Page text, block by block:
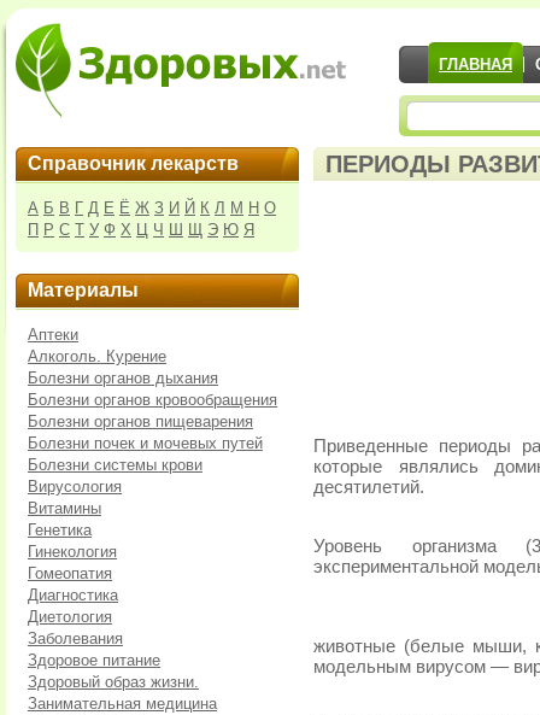
ГЛАВНАЯ
Справочник лекарств
А Б В Г Д Е Ё Ж З И Й К Л М Н О
П Р С Т У Ф Х Ц Ч Ш Щ Э Ю Я
Материалы
Аптеки
Алкоголь. Курение
Болезни органов дыхания
Болезни органов кровообращения
Болезни органов пищеварения
Болезни почек и мочевых путей
Болезни системы крови
Вирусология
Витамины
Генетика
Гинекология
Гомеопатия
Диагностика
Диетология
Заболевания
Здоровое питание
Здоровый образ жизни.
Занимательная медицина
ПЕРИОДЫ
Приведенные периоды
которые являлись
десятилетий.
Уровень организма
экспериментальной
животные (белые мыши,
модельным вирусом —